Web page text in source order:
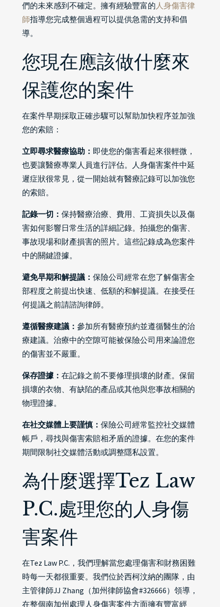
們的未來感到不確定。擁有經驗豐富的 人身傷害律
師指導您完成整個過程可以提供急需的支持和倡
導。
您現在應該做什麼來
保護您的案件
在案件早期採取正確步驟可以幫助加快程序並加強
您的索賠：
立即尋求醫療協助： 即使您的傷害看起來很輕微，
也要讓醫療專業人員進行評估。人身傷害案件中延
遲症狀很常見，從一開始就有醫療記錄可以加強您
的索賠。
記錄一切： 保持醫療治療、費用、工資損失以及傷
害如何影響日常生活的詳細記錄。拍攝您的傷害、
事故現場和財產損害的照片。這些記錄成為您案件
中的關鍵證據。
避免早期和解提議： 保險公司經常在您了解傷害全
部程度之前提出快速、低額的和解提議。在接受任
何提議之前請諮詢律師。
遵循醫療建議： 參加所有醫療預約並遵循醫生的治
療建議。治療中的空隙可能被保險公司用來論證您
的傷害並不嚴重。
保存證據： 在記錄之前不要修理損壞的財產。保留
損壞的衣物、有缺陷的產品或其他與您事故相關的
物理證據。
在社交媒體上要謹慎： 保險公司經常監控社交媒體
帳戶，尋找與傷害索賠相矛盾的證據。在您的案件
期間限制社交媒體活動或調整隱私設置。
為什麼選擇Tez Law
P.C.處理您的人身傷
害案件
在Tez Law P.C.，我們理解當您處理傷害和財務困難
時每一天都很重要。我們位於西柯汶納的團隊，由
主管律師JJ Zhang（加州律師協會#326666）領導，
在整個南加州處理人身傷害案件方面擁有豐富經